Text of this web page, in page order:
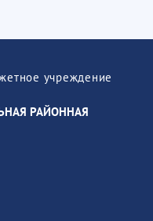
учреждение
РАЙОННАЯ